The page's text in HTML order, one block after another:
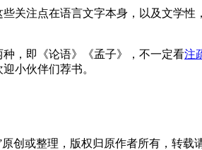
关注点在语言文字本身，以及文学
，即《论语》《孟子》，不一定看注
小伙伴们荐书。
创或整理，版权归原作者所有，转载